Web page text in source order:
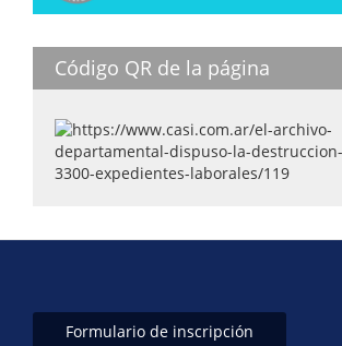
Código QR de la página
Formulario de inscripción